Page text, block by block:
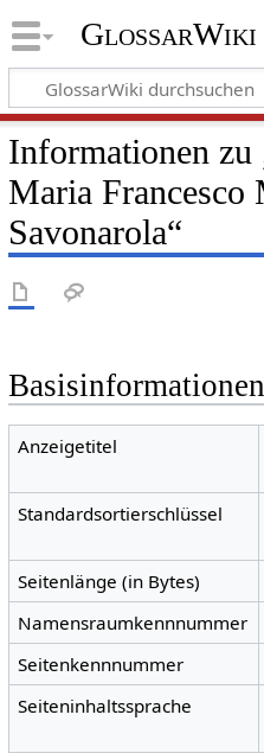
GlossarWiki
Informationen zu
Maria Francesco
Savonarola“
Basisinformationen
Anzeigetitel
Standardsortierschlüssel
Seitenlänge (in Bytes)
Namensraumkennnummer
Seitenkennnummer
Seiteninhaltssprache